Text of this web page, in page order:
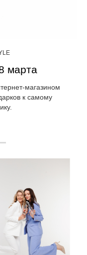
марта
магазином
к самому